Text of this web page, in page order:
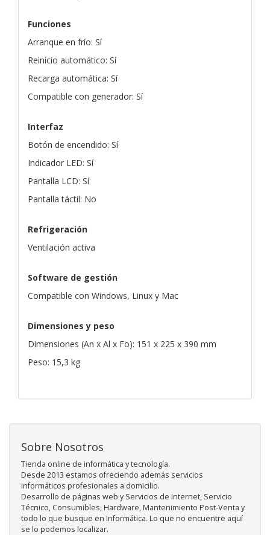
Funciones
Arranque en frío: Sí
Reinicio automático: Sí
Recarga automática: Sí
Compatible con generador: Sí
Interfaz
Botón de encendido: Sí
Indicador LED: Sí
Pantalla LCD: Sí
Pantalla táctil: No
Refrigeración
Ventilación activa
Software de gestión
Compatible con Windows, Linux y Mac
Dimensiones y peso
Dimensiones (An x Al x Fo): 151 x 225 x 390 mm
Peso: 15,3 kg
Sobre Nosotros
Tienda online de informática y tecnología.
Desde 2013 estamos ofreciendo además servicios
informáticos profesionales a domicilio.
Desarrollo de páginas web y Servicios de Internet, Servicio
Técnico, Consumibles, Hardware, Mantenimiento Post-Venta y
todo lo que busque en Informática. Lo que no encuentre aquí
se lo podemos localizar.